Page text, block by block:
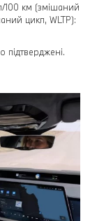
100 км (змішаний
цикл, WLTP):
підтверджені.